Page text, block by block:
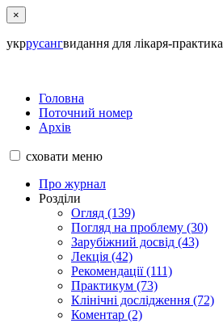
×
укррусангвидання для лікаря-практика
Головна
Поточний номер
Архів
сховати меню
Про журнал
Розділи
Огляд (139)
Погляд на проблему (30)
Зарубіжний досвід (43)
Лекція (42)
Рекомендації (111)
Практикум (73)
Клінічні дослідження (72)
Коментар (2)